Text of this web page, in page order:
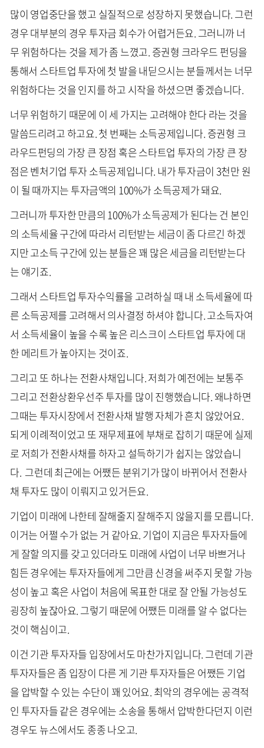
많이 영업중단을 했고 실질적으로 성장하지 못했습니다. 그런
경우 대부분의 경우 투자금 회수가 어렵거든요. 그러니까 너
무 위험하다는 것을 제가 좀 느꼈고. 증권형 크라우드 펀딩을
통해서 스타트업 투자에 첫 발을 내딛으시는 분들께서는 너무
위험하다는 것을 인지를 하고 시작을 하셨으면 좋겠습니다.
너무 위험하기 때문에 이 세 가지는 고려해야 한다 라는 것을
말씀드리려고 하고요. 첫 번째는 소득공제입니다. 증권형 크
라우드펀딩의 가장 큰 장점 혹은 스타트업 투자의 가장 큰 장
점은 벤처기업 투자 소득공제입니다. 내가 투자금이 3천만 원
이 될 때까지는 투자금액의 100%가 소득공제가 돼요.
그러니까 투자한 만큼의 100%가 소득공제가 된다는 건 본인
의 소득세율 구간에 따라서 리턴받는 세금이 좀 다르긴 하겠
지만 고소득 구간에 있는 분들은 꽤 많은 세금을 리턴받는다
는 얘기죠.
그래서 스타트업 투자수익률을 고려하실 때 내 소득세율에 따
른 소득공제를 고려해서 의사결정 하셔야 합니다. 고소득자여
서 소득세율이 높을 수록 높은 리스크이 스타트업 투자에 대
한 메리트가 높아지는 것이죠.
그리고 또 하나는 전환사채입니다. 저희가 예전에는 보통주
그리고 전환상환우선주 투자를 많이 진행했습니다. 왜냐하면
그때는 투자시장에서 전환사채 발행 자체가 흔치 않았어요.
되게 이례적이었고 또 재무제표에 부채로 잡히기 때문에 실제
로 저희가 전환사채를 하자고 설득하기가 쉽지는 않았습니
다. 그런데 최근에는 어쨌든 분위기가 많이 바뀌어서 전환사
채 투자도 많이 이뤄지고 있거든요.
기업이 미래에 나한테 잘해줄지 잘해주지 않을지를 모릅니다.
이거는 어쩔 수가 없는 거 같아요. 기업이 지금은 투자자들에
게 잘할 의지를 갖고 있더라도 미래에 사업이 너무 바쁘거나
힘든 경우에는 투자자들에게 그만큼 신경을 써주지 못할 가능
성이 높고 혹은 사업이 처음에 목표한 대로 잘 안될 가능성도
굉장히 높잖아요. 그렇기 때문에 어쨌든 미래를 알 수 없다는
것이 핵심이고.
이건 기관 투자자들 입장에서도 마찬가지입니다. 그런데 기관
투자자들은 좀 입장이 다른 게 기관 투자자들은 어쨌든 기업
을 압박할 수 있는 수단이 꽤 있어요. 최악의 경우에는 공격적
인 투자자들 같은 경우에는 소송을 통해서 압박한다던지 이런
경우도 뉴스에서도 종종 나오고.